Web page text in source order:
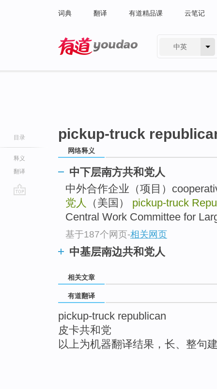
词典 翻译 有道精品课 云笔记
中英
目录
释义
翻译
pickup-truck
网络释义
中下层南方共和党人
中外合作企业（项目）
党人
（美国） pickup-truck
Central Work Committee for
基于187个网页-相关网页
中基层南边共和党人
相关文章
有道翻译
pickup-truck republican
皮卡共和党
以上为机器翻译结果，长、整句